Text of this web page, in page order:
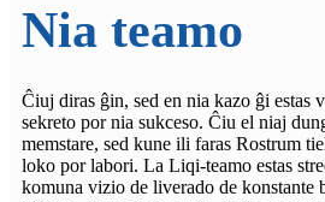
Nia teamo
Ĉiuj diras ĝin, sed en nia kazo ĝi estas
sekreto por nia sukceso. Ĉiu el niaj
memstare, sed kune ili faras Rostrum
loko por labori. La Liqi-teamo estas
komuna vizio de liverado de konstante